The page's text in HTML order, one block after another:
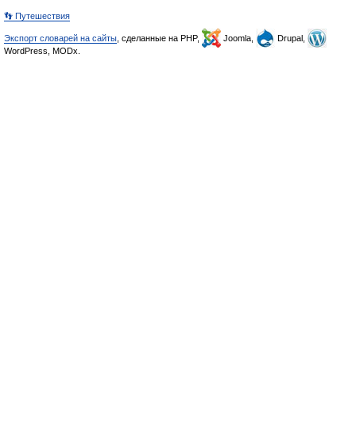
👣 Путешествия
Экспорт словарей на сайты , сделанные на PHP, Joomla,
Drupal,
WordPress, MODx.